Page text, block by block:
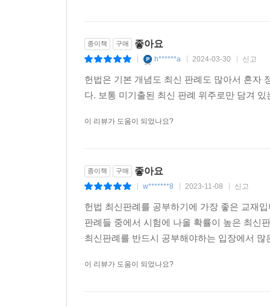
종이책 구매 좋아요
h******a 2024-03-30 신고
헌법은 기본 개념도 최신 판례도 많아서 혼자
다. 보통 미기출된 최신 판례 위주로만 담겨
이 리뷰가 도움이 되었나요?
종이책 구매 좋아요
w*******8 2023-11-08 신고
헌법 최신판례를 공부하기에 가장 좋은 교재
판례들 중에서 시험에 나올 확률이 높은 최신
최신판례를 반드시 공부해야하는 입장에서
이 리뷰가 도움이 되었나요?